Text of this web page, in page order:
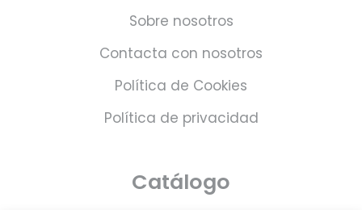
Sobre nosotros
Contacta con nosotros
Política de Cookies
Política de privacidad
Catálogo